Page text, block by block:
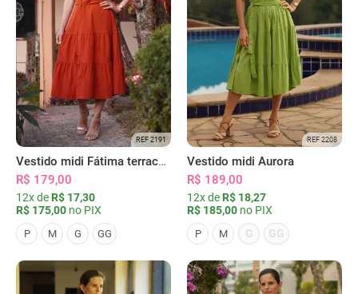
REF 2191
Vestido midi Fátima terracota
R$ 179,00
12x de R$ 17,30
R$ 175,00 no PIX
P M G GG
REF 2208
Vestido midi Aurora
R$ 189,00
12x de R$ 18,27
R$ 185,00 no PIX
P M G GG